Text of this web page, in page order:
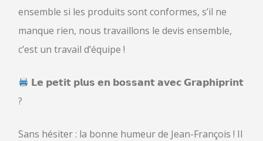
ensemble si les produits sont conformes, s’il ne
manque rien, nous travaillons le devis ensemble,
c’est un travail d’équipe !
𝗟𝗲 𝗽𝗲𝘁𝗶𝘁 𝗽𝗹𝘂𝘀 𝗲𝗻 𝗯𝗼𝘀𝘀𝗮𝗻𝘁 𝗮𝘃𝗲𝗰 𝗚𝗿𝗮𝗽𝗵𝗶𝗽𝗿𝗶𝗻𝘁
?
Sans hésiter : la bonne humeur de Jean-François ! Il